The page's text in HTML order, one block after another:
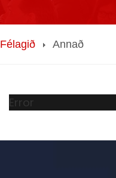
Félagið Annað
Error